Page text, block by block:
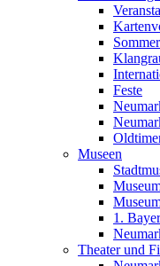
Feste
Museen
1.
Theater und